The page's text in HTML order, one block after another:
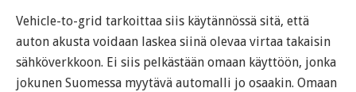
Vehicle-to-grid tarkoittaa siis käytännössä sitä, että
auton akusta voidaan laskea siinä olevaa virtaa takaisin
sähköverkkoon. Ei siis pelkästään omaan käyttöön, jonka
jokunen Suomessa myytävä automalli jo osaakin. Omaan